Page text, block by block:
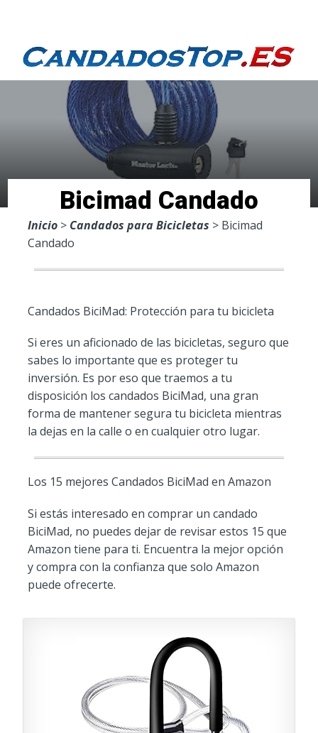
Bicimad Candado
Inicio> Candados para Bicicletas > Bicimad
Candado
Candados BiciMad: Protección para tu bicicleta
Si eres un aficionado de las bicicletas, seguro que
sabes lo importante que es proteger tu
inversión. Es por eso que traemos a tu
disposición los candados BiciMad, una gran
forma de mantener segura tu bicicleta mientras
la dejas en la calle o en cualquier otro lugar.
Los 15 mejores Candados BiciMad en Amazon
Si estás interesado en comprar un candado
BiciMad, no puedes dejar de revisar estos 15 que
Amazon tiene para ti. Encuentra la mejor opción
y compra con la confianza que solo Amazon
puede ofrecerte.